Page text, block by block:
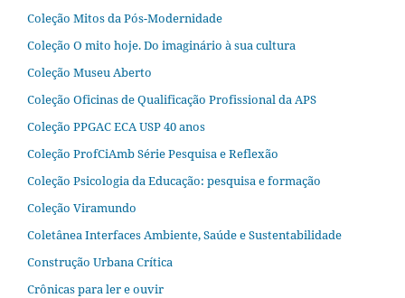
Coleção Mitos da Pós-Modernidade
Coleção O mito hoje. Do imaginário à sua cultura
Coleção Museu Aberto
Coleção Oficinas de Qualificação Profissional da APS
Coleção PPGAC ECA USP 40 anos
Coleção ProfCiAmb Série Pesquisa e Reflexão
Coleção Psicologia da Educação: pesquisa e formação
Coleção Viramundo
Coletânea Interfaces Ambiente, Saúde e Sustentabilidade
Construção Urbana Crítica
Crônicas para ler e ouvir